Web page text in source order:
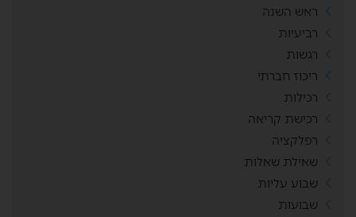
ראש השנה
רביעיות
רגשות
ריכוז חברתי
רכילות
רכישת קריאה
רפלקציה
שאילת שאלות
שבוע עליות
שבועות